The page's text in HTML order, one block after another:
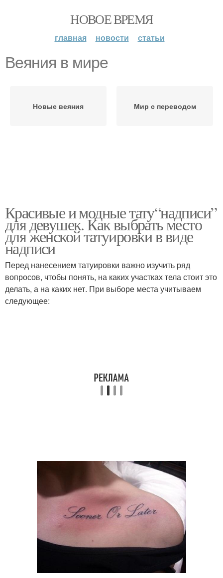
НОВОЕ ВРЕМЯ
главная новости статьи
Веяния в мире
Новые веяния Мир с переводом
Красивые и модные тату“надписи”
для девушек. Как выбрать место
для женской татуировки в виде
надписи
Перед нанесением татуировки важно изучить ряд
вопросов, чтобы понять, на каких участках тела стоит это
делать, а на каких нет. При выборе места учитываем
следующее: